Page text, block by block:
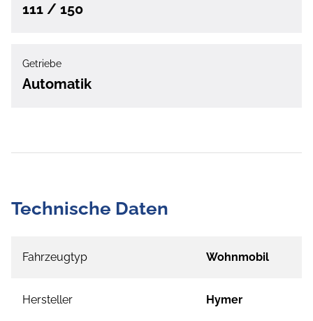
111 / 150
Getriebe
Automatik
Technische Daten
Fahrzeugtyp Wohnmobil
Hersteller Hymer